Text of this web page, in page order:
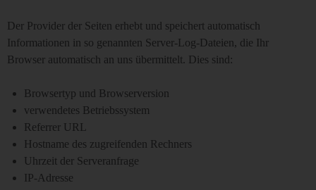
Der Provider der Seiten erhebt und speichert automatisch
Informationen in so genannten Server-Log-Dateien, die Ihr
Browser automatisch an uns übermittelt. Dies sind:
Browsertyp und Browserversion
verwendetes Betriebssystem
Referrer URL
Hostname des zugreifenden Rechners
Uhrzeit der Serveranfrage
IP-Adresse